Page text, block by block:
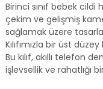
Birinci sınıf bebek
çekim ve gelişmiş
sağlamak üzere
Kılıfımızla bir üst
Bu kılıf, akıllı telefon
işlevsellik ve rahatlığı